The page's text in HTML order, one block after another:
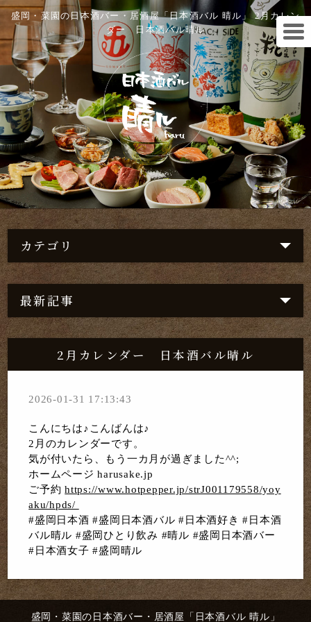
盛岡・菜園の日本酒バー・居酒屋「日本酒バル 晴ル」 2月カレン
ダー 日本酒バル晴ル
カテゴリ
最新記事
2月カレンダー 日本酒バル晴ル
2026-01-31 17:13:43
こんにちは♪こんばんは♪
2月のカレンダーです。
気が付いたら、もう一カ月が過ぎました^^;
ホームページ harusake.jp
ご予約https://www.hotpepper.jp/strJ001179558/yoy
aku/hpds/
#盛岡日本酒 #盛岡日本酒バル #日本酒好き #日本酒
バル晴ル #盛岡ひとり飲み #晴ル #盛岡日本酒バー
#日本酒女子 #盛岡晴ル
盛岡・菜園の日本酒バー・居酒屋「日本酒バル 晴ル」